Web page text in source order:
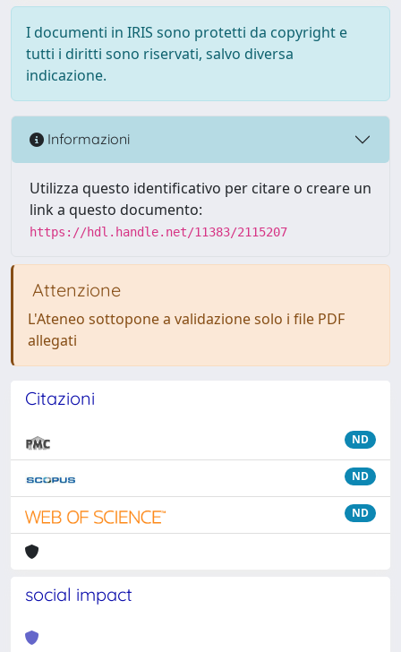
I documenti in IRIS sono protetti da copyright e
tutti i diritti sono riservati, salvo diversa
indicazione.
Informazioni
Utilizza questo identificativo per citare o creare un
link a questo documento:
https://hdl.handle.net/11383/2115207
Attenzione
L'Ateneo sottopone a validazione solo i file PDF
allegati
Citazioni
ND
ND
ND
social impact